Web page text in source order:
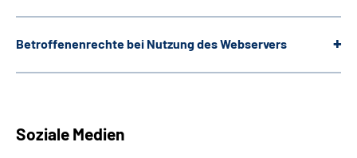
Betroffenenrechte bei Nutzung des Webservers
Soziale Medien